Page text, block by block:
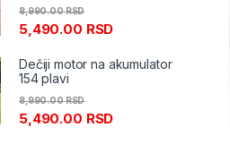
5,490.00 RSD
8,990.00RSD
Dečiji motor na akumulator
154 plavi
5,490.00 RSD
8,990.00RSD